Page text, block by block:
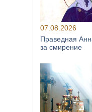
07.08.2026
Праведная
за смирение